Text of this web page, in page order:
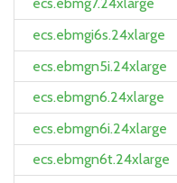
ecs.ebmg7.24xlarge
ecs.ebmgi6s.24xlarge
ecs.ebmgn5i.24xlarge
ecs.ebmgn6.24xlarge
ecs.ebmgn6i.24xlarge
ecs.ebmgn6t.24xlarge